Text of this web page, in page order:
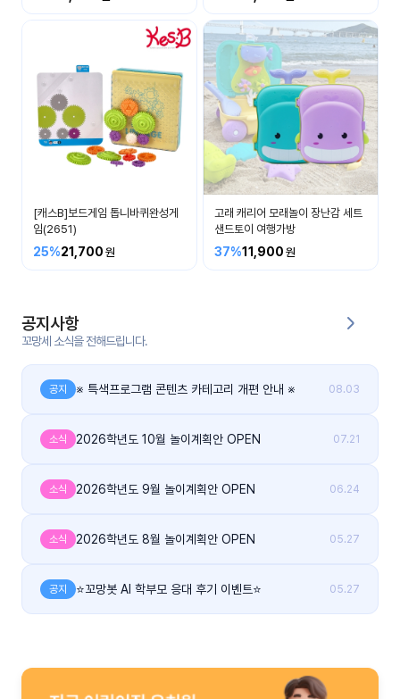
공지
사항
이벤
트
들의
이야
기
후기
게시
그
[캐스B]보드게임 톱니바퀴완성게
임(2651)
25%21,700
고래 캐리어 모래놀이 장난감 세트
샌드토이 여행가방
37%11,900
공지사항
꼬망세 소식을 전해드립니다.
공지 ※ 특색프로그램 콘텐츠 카테고리 개편 안내 ※ 08.03
소식 2026학년도 10월 놀이계획안 OPEN 07.21
소식 2026학년도 9월 놀이계획안 OPEN 06.24
소식 2026학년도 8월 놀이계획안 OPEN 05.27
공지 ⭐꼬망봇 AI 학부모 응대 후기 이벤트⭐ 05.27